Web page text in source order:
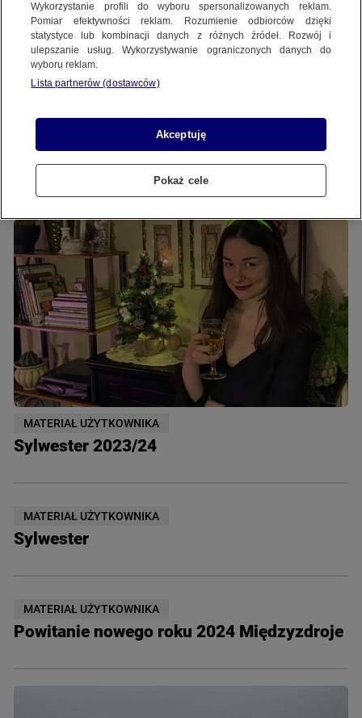
KANAŁY
REGULAMIN SERWISU
POLITYKA PRYWATNOŚCI
Copyright (C) 1997-2025 Korzystanie z materiałów redakcyjnych TVN S.A. / TVN Media Sp. z
pokrewnych TVN S.A. / TVN Media Sp. z o.o. wyraźnie zastrzega, że dalsze
rozpowszechnianie artykułów zamieszczonych w programach oraz na stronach
internetowych TVN S.A. / TVN Media Sp. z o.o. jest zabronione.
MATERIAŁ UŻYTKOWNIKA
Sylwester w Toruniu
MATERIAŁ UŻYTKOWNIKA
Sylwester 2023/24
MATERIAŁ UŻYTKOWNIKA
Sylwester
MATERIAŁ UŻYTKOWNIKA
Powitanie nowego roku 2024 Międzyzdroje
Wykorzystanie profili do wyboru spersonalizowanych reklam.
Pomiar efektywności reklam. Rozumienie odbiorców dzięki
statystyce lub kombinacji danych z różnych źródeł. Rozwój i
ulepszanie usług. Wykorzystywanie ograniczonych danych do
wyboru reklam.
Lista partnerów (dostawców)
Akceptuję
Pokaż cele